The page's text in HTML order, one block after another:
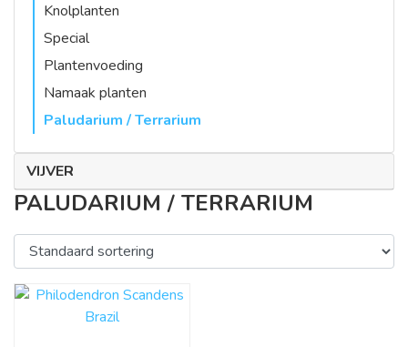
Knolplanten
Special
Plantenvoeding
Namaak planten
Paludarium / Terrarium
VIJVER
PALUDARIUM / TERRARIUM